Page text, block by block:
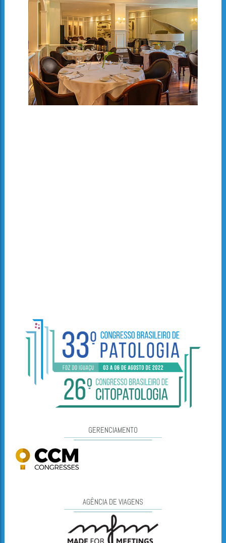
GERENCIAMENTO
AGÊNCIA DE VIAGENS